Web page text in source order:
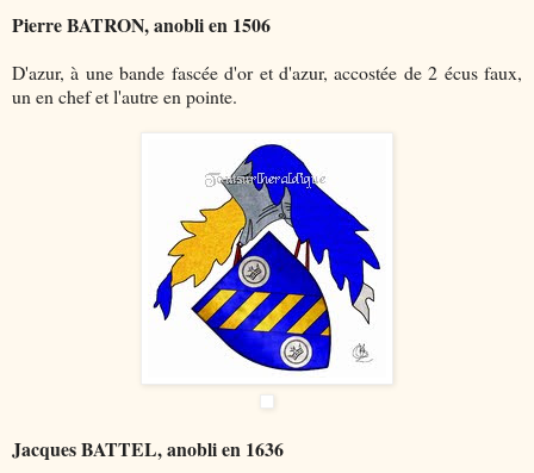
Pierre BATRON, anobli en 1506
D'azur, à une bande fascée d'or et d'azur, accostée de 2 écus faux,
un en chef et l'autre en pointe.
Jacques BATTEL, anobli en 1636